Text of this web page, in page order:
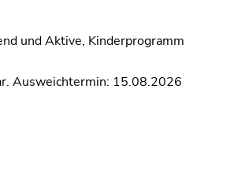
und Aktive, Kinderprogramm
Ausweichtermin: 15.08.2026